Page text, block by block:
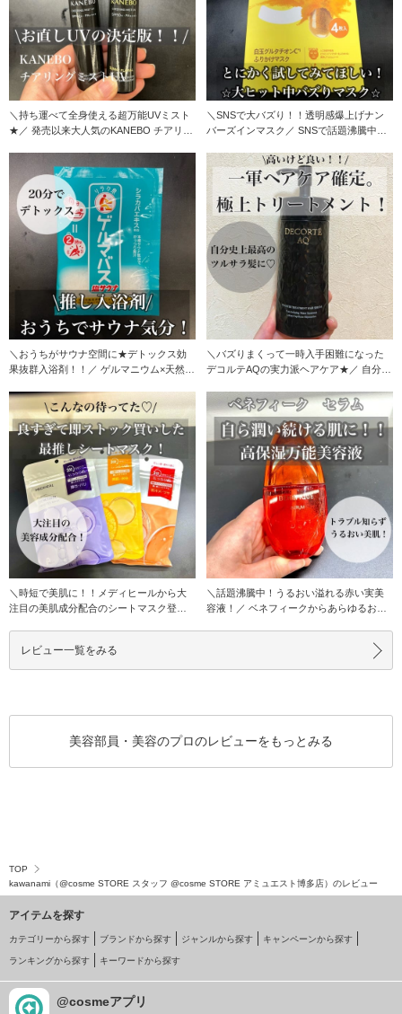
＼持ち運べて全身使える超万能UVミスト
★／ 発売以来大人気のKANEBO チアリン
＼SNSで大バズり！！透明感爆上げナン
バーズインマスク／ SNSで話題沸騰中、
＼おうちがサウナ空間に★デトックス効
果抜群入浴剤！！／ ゲルマニウム×天然塩
＼バズりまくって一時入手困難になった
デコルテAQの実力派ヘアケア★／ 自分史
＼時短で美肌に！！メディヒールから大
注目の美肌成分配合のシートマスク登
＼話題沸騰中！うるおい溢れる赤い実美
容液！／ ベネフィークからあらゆるお肌
レビュー一覧をみる
美容部員・美容のプロのレビューをもっとみる
TOP
kawanami（@cosme STORE スタッフ @cosme STORE アミュエスト博多店）のレビュー
アイテムを探す
カテゴリーから探す ブランドから探す ジャンルから探す キャンペーンから探す
ランキングから探す キーワードから探す
@cosmeアプリ